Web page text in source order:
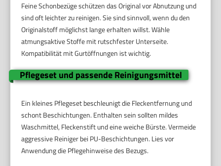
Feine Schonbezüge schützen das Original vor Abnutzung und
sind oft leichter zu reinigen. Sie sind sinnvoll, wenn du den
Originalstoff möglichst lange erhalten willst. Wähle
atmungsaktive Stoffe mit rutschfester Unterseite.
Kompatibilität mit Gurtöffnungen ist wichtig.
Pflegeset und passende Reinigungsmittel
Ein kleines Pflegeset beschleunigt die Fleckentfernung und
schont Beschichtungen. Enthalten sein sollten mildes
Waschmittel, Fleckenstift und eine weiche Bürste. Vermeide
aggressive Reiniger bei PU-Beschichtungen. Lies vor
Anwendung die Pflegehinweise des Bezugs.